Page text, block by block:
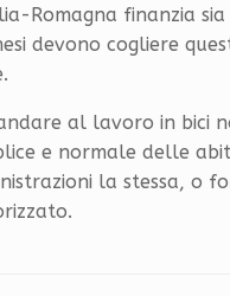
Romagna finanzia
devono cogliere
al lavoro in bici
e normale delle
la stessa, o